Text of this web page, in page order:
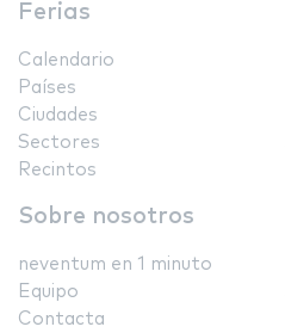
Ferias
Calendario
Países
Ciudades
Sectores
Recintos
Sobre nosotros
neventum en 1 minuto
Equipo
Contacta